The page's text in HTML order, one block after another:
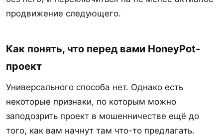
продвижение следующего.
Как понять, что перед вами HoneyPot-
проект​
Универсального способа нет. Однако есть
некоторые признаки, по которым можно
заподозрить проект в мошенничестве ещё до
того, как вам начнут там что-то предлагать.